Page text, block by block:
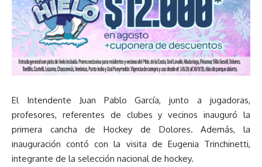
El Intendente Juan Pablo García, junto a jugadoras,
profesores, referentes de clubes y vecinos inauguró la
primera cancha de Hockey de Dolores. Además, la
inauguración contó con la visita de Eugenia Trinchinetti,
integrante de la selección nacional de hockey.